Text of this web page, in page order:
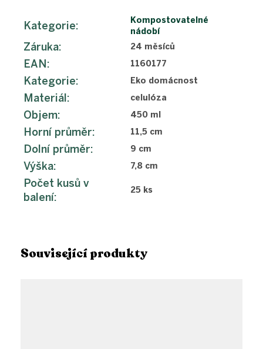
Související produkty
Kategorie:
Kompostovatelné
nádobí
Záruka: 24 měsíců
EAN: 1160177
Kategorie: Eko domácnost
Materiál: celulóza
Objem: 450 ml
Horní průměr: 11,5 cm
Dolní průměr: 9 cm
Výška: 7,8 cm
Počet kusů v
balení:
25 ks